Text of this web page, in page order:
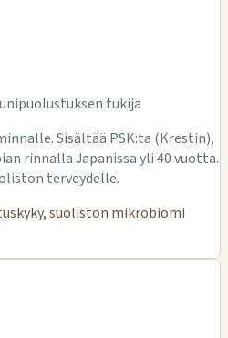
tukija
Sisältää PSK:ta (Krestin),
rinnalla Japanissa yli 40 vuotta.
terveydelle.
suoliston mikrobiomi